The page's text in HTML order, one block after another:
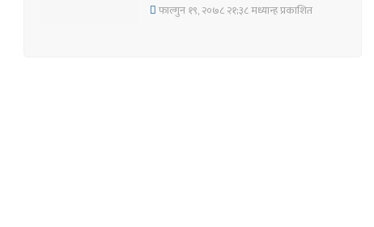
फाल्गुन १९, २०७८ २१;३८ मध्यान्ह प्रकाशित